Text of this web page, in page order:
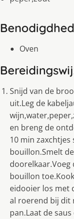
Oven
Snijd van de
uit.Leg de
en breng de
10 min zaxchtjes
bouillon.Smelt
bouillon
eidooier los met
al roerend bij dit
pan.Laat de